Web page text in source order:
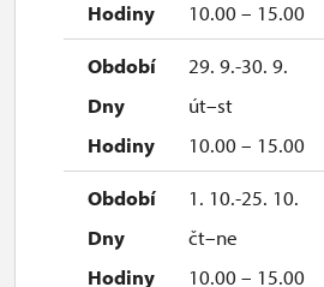
10.00 – 15.00
29. 9.-30. 9.
út–st
10.00 – 15.00
1. 10.-25. 10.
čt–ne
10.00 – 15.00